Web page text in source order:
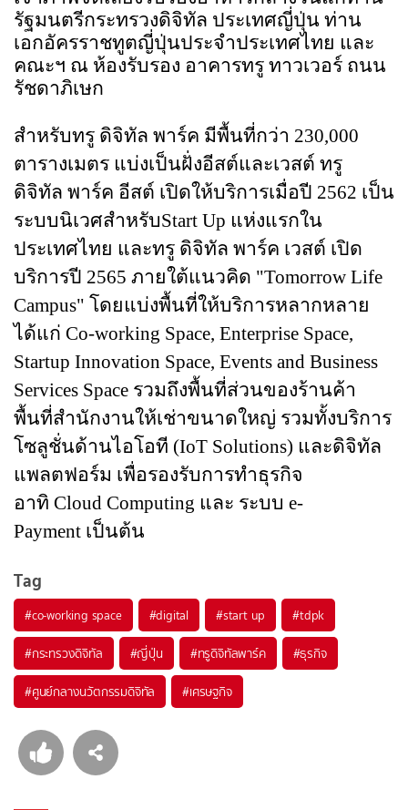
รัฐมนตรีกระทรวงดิจิทัล ประเทศญี่ปุ่น ท่าน
เอกอัครราชทูตญี่ปุ่นประจำประเทศไทย และ
คณะฯ ณ ห้องรับรอง อาคารทรู ทาวเวอร์ ถนน
รัชดาภิเษก
สำหรับทรู ดิจิทัล พาร์ค มีพื้นที่กว่า 230,000
ตารางเมตร แบ่งเป็นฝั่งอีสต์และเวสต์ ทรู
ดิจิทัล พาร์ค อีสต์ เปิดให้บริการเมื่อปี 2562 เป็น
ระบบนิเวศสำหรับStart Up แห่งแรกใน
ประเทศไทย และทรู ดิจิทัล พาร์ค เวสต์ เปิด
บริการปี 2565 ภายใต้แนวคิด "Tomorrow Life
Campus" โดยแบ่งพื้นที่ให้บริการหลากหลาย
ได้แก่ Co-working Space, Enterprise Space,
Startup Innovation Space, Events and Business
Services Space รวมถึงพื้นที่ส่วนของร้านค้า
พื้นที่สำนักงานให้เช่าขนาดใหญ่ รวมทั้งบริการ
โซลูชั่นด้านไอโอที (IoT Solutions) และดิจิทัล
แพลตฟอร์ม เพื่อรองรับการทำธุรกิจ
อาทิ Cloud Computing และ ระบบ e-
Payment เป็นต้น
Tag
#co-working space #digital #start up #tdpk
#กระทรวงดิจิทัล #ญี่ปุ่น #ทรูดิจิทัลพาร์ค #ธุรกิจ
#ศูนย์กลางนวัตกรรมดิจิทัล #เศรษฐกิจ